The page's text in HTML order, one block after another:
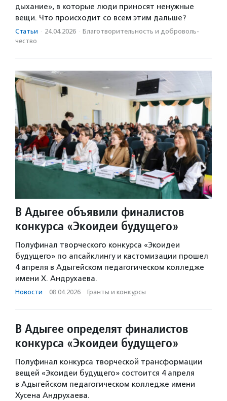
дыхание», в которые люди приносят ненужные
вещи. Что происходит со всем этим дальше?
Статьи · 24.04.2026 · Благотвори­тель­ность и доброволь­
чест­во
В Адыгее объявили финалистов
конкурса «Экоидеи будущего»
Полуфинал творческого конкурса «Экоидеи
будущего» по апсайклингу и кастомизации прошел
4 апреля в Адыгейском педагогическом колледже
имени Х. Андрухаева.
Новости · 08.04.2026 · Гранты и конкурсы
В Адыгее определят финалистов
конкурса «Экоидеи будущего»
Полуфинал конкурса творческой трансформации
вещей «Экоидеи будущего» состоится 4 апреля
в Адыгейском педагогическом колледже имени
Хусена Андрухаева.